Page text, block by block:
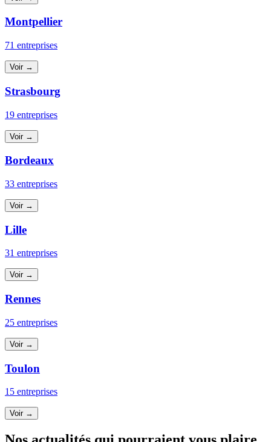
Montpellier
71 entreprises
Voir →
Strasbourg
19 entreprises
Voir →
Bordeaux
33 entreprises
Voir →
Lille
31 entreprises
Voir →
Rennes
25 entreprises
Voir →
Toulon
15 entreprises
Voir →